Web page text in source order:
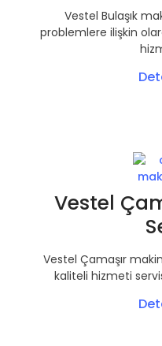
Vestel Bulaşık
problemlere ilişkin
Vestel
Vestel Çamaşır
kaliteli hizmeti